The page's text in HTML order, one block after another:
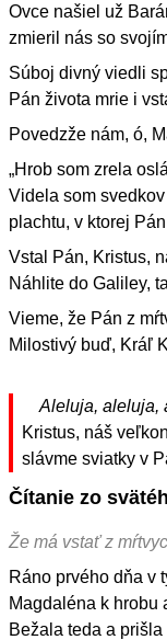
Ovce našiel už
zmieril nás so
Súboj divný viedli
Pán života mrie i
Povedzže nám, ó,
„Hrob som zrela
Videla som
plachtu, v ktorej
Vstal Pán, Kristus,
Náhlite do Galiley,
Vieme, že Pán z
Milostivý buď, Kráľ
Aleluja, aleluja,
Kristus, náš
slávme sviatky v
Čítanie zo
Že má vstať z
Ráno prvého dňa v
Magdaléna k hrobu
Bežala teda a